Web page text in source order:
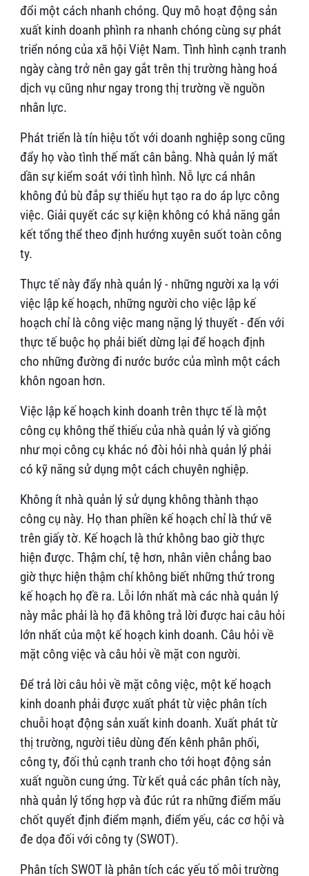
đổi một cách nhanh chóng. Quy mô hoạt động sản
xuất kinh doanh phình ra nhanh chóng cùng sự phát
triển nóng của xã hội Việt Nam. Tình hình cạnh tranh
ngày càng trở nên gay gắt trên thị trường hàng hoá
dịch vụ cũng như ngay trong thị trường về nguồn
nhân lực.
Phát triển là tín hiệu tốt với doanh nghiệp song cũng
đẩy họ vào tình thế mất cân bằng. Nhà quản lý mất
dần sự kiểm soát với tình hình. Nỗ lực cá nhân
không đủ bù đắp sự thiếu hụt tạo ra do áp lực công
việc. Giải quyết các sự kiện không có khả năng gắn
kết tổng thể theo định hướng xuyên suốt toàn công
ty.
Thực tế này đẩy nhà quản lý - những người xa lạ với
việc lập kế hoạch, những người cho việc lập kế
hoạch chỉ là công việc mang nặng lý thuyết - đến với
thực tế buộc họ phải biết dừng lại để hoạch định
cho những đường đi nước bước của mình một cách
khôn ngoan hơn.
Việc lập kế hoạch kinh doanh trên thực tế là một
công cụ không thể thiếu của nhà quản lý và giống
như mọi công cụ khác nó đòi hỏi nhà quản lý phải
có kỹ năng sử dụng một cách chuyên nghiệp.
Không ít nhà quản lý sử dụng không thành thạo
công cụ này. Họ than phiền kế hoạch chỉ là thứ vẽ
trên giấy tờ. Kế hoạch là thứ không bao giờ thực
hiện được. Thậm chí, tệ hơn, nhân viên chẳng bao
giờ thực hiện thậm chí không biết những thứ trong
kế hoạch họ đề ra. Lỗi lớn nhất mà các nhà quản lý
này mắc phải là họ đã không trả lời được hai câu hỏi
lớn nhất của một kế hoạch kinh doanh. Câu hỏi về
mặt công việc và câu hỏi về mặt con người.
Để trả lời câu hỏi về mặt công việc, một kế hoạch
kinh doanh phải được xuất phát từ việc phân tích
chuỗi hoạt động sản xuất kinh doanh. Xuất phát từ
thị trường, người tiêu dùng đến kênh phân phối,
công ty, đối thủ cạnh tranh cho tới hoạt động sản
xuất nguồn cung ứng. Từ kết quả các phân tích này,
nhà quản lý tổng hợp và đúc rút ra những điểm mấu
chốt quyết định điểm mạnh, điểm yếu, các cơ hội và
đe dọa đối với công ty (SWOT).
Phân tích SWOT là phân tích các yếu tố môi trường